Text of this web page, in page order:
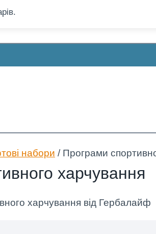
набори / Програми
харчування
харчування від Гербалайф